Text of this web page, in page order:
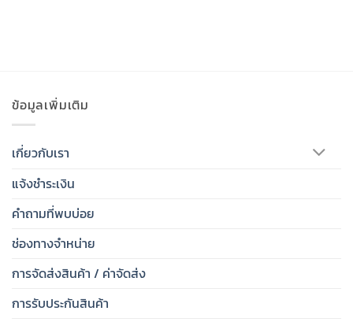
ข้อมูลเพิ่มเติม
เกี่ยวกับเรา
แจ้งชำระเงิน
คำถามที่พบบ่อย
ช่องทางจำหน่าย
การจัดส่งสินค้า / ค่าจัดส่ง
การรับประกันสินค้า